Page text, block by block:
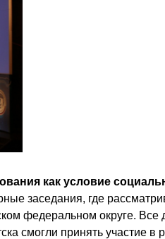
как условие
заседания, где
федеральном округе. Все
смогли принять участие в